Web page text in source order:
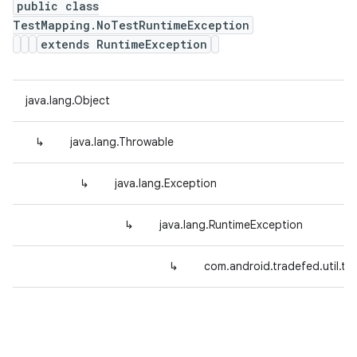
public class
TestMapping.NoTestRuntimeException
extends RuntimeException
java.lang.Object
↳ java.lang.Throwable
↳ java.lang.Exception
↳ java.lang.RuntimeException
↳